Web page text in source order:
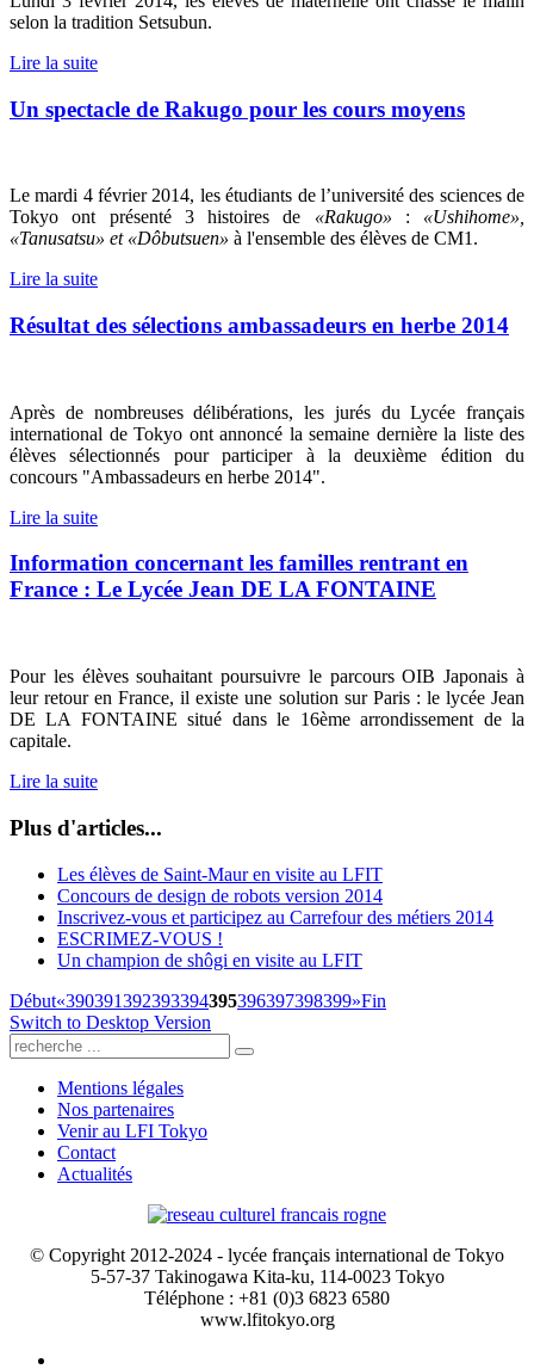
selon la tradition Setsubun.
Lire la suite
Un spectacle de Rakugo pour les cours moyens
Le mardi 4 février 2014, les étudiants de l’université des sciences de
Tokyo ont présenté 3 histoires de «Rakugo» : «Ushihome»,
«Tanusatsu» et «Dôbutsuen» à l'ensemble des élèves de CM1.
Lire la suite
Résultat des sélections ambassadeurs en herbe 2014
Après de nombreuses délibérations, les jurés du Lycée français
international de Tokyo ont annoncé la semaine dernière la liste des
élèves sélectionnés pour participer à la deuxième édition du
concours "Ambassadeurs en herbe 2014".
Lire la suite
Information concernant les familles rentrant en
France : Le Lycée Jean DE LA FONTAINE
Pour les élèves souhaitant poursuivre le parcours OIB Japonais à
leur retour en France, il existe une solution sur Paris : le lycée Jean
DE LA FONTAINE situé dans le 16ème arrondissement de la
capitale.
Lire la suite
Plus d'articles...
Les élèves de Saint-Maur en visite au LFIT
Concours de design de robots version 2014
Inscrivez-vous et participez au Carrefour des métiers 2014
ESCRIMEZ-VOUS !
Un champion de shôgi en visite au LFIT
Début«390391392393394395396397398399»Fin
Switch to Desktop Version
Mentions légales
Nos partenaires
Venir au LFI Tokyo
Contact
Actualités
© Copyright 2012-2024 - lycée français international de Tokyo
5-57-37 Takinogawa Kita-ku, 114-0023 Tokyo
Téléphone : +81 (0)3 6823 6580
www.lfitokyo.org